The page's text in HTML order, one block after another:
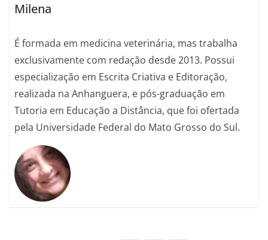
Milena
É formada em medicina veterinária, mas trabalha
exclusivamente com redação desde 2013. Possui
especialização em Escrita Criativa e Editoração,
realizada na Anhanguera, e pós-graduação em
Tutoria em Educação a Distância, que foi ofertada
pela Universidade Federal do Mato Grosso do Sul.